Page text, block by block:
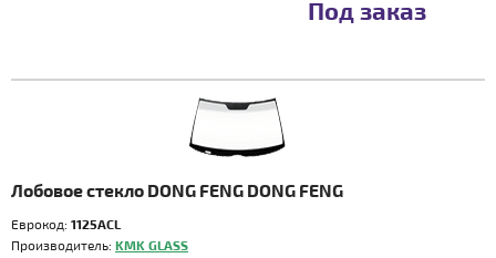
Под заказ
Лобовое стекло DONG FENG DONG FENG
Еврокод: 1125ACL
Производитель: KMK GLASS